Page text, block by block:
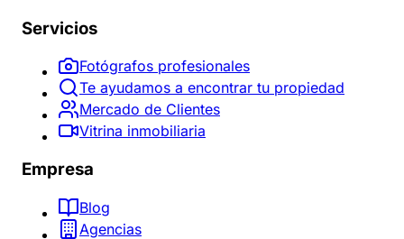
Servicios
Fotógrafos profesionales
Te ayudamos a encontrar tu propiedad
Mercado de Clientes
Vitrina inmobiliaria
Empresa
Blog
Agencias